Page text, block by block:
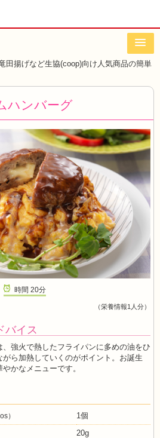
田揚げなど生協(coop)向け人気商品の簡単
ハンバーグ
時間20分
（栄養情報1人分）
バイス
強火で熱したフライパンに多めの油をひ
ら加熱していくのがポイント。お誕生
かなメニューです。
）
1個
20g